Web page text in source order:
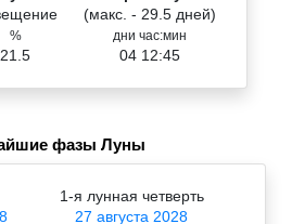
%
21.5
(макс. - 29.5 дней)
дни час:мин
04 12:45
фазы Луны
1-я лунная четверть
27 августа 2028